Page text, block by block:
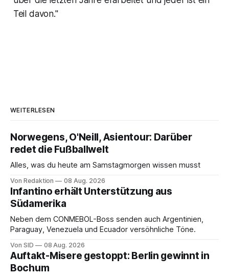
Teil davon."
WEITERLESEN
Norwegens, O'Neill, Asientour: Darüber
redet die Fußballwelt
Alles, was du heute am Samstagmorgen wissen musst
Von Redaktion 08 Aug. 2026
Infantino erhält Unterstützung aus
Südamerika
Neben dem CONMEBOL-Boss senden auch Argentinien,
Paraguay, Venezuela und Ecuador versöhnliche Töne.
Von SID 08 Aug. 2026
Auftakt-Misere gestoppt: Berlin gewinnt in
Bochum